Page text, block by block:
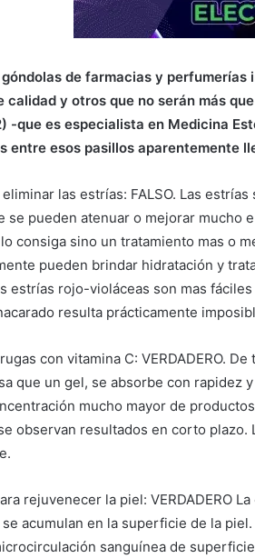
de farmacias y
calidad y otros que no serán más
-que es especialista en Medicina
entre esos pasillos aparentemente
las estrías: FALSO. Las
se pueden atenuar o mejorar mucho
consiga sino un tratamiento mas o
pueden brindar hidratación y
estrías rojo-violáceas son mas
resulta prácticamente
con vitamina C: VERDADERO.
que un gel, se absorbe con rapidez
mucho mayor de
observan resultados en corto
rejuvenecer la piel: VERDADERO
acumulan en la superficie de la
sanguínea de